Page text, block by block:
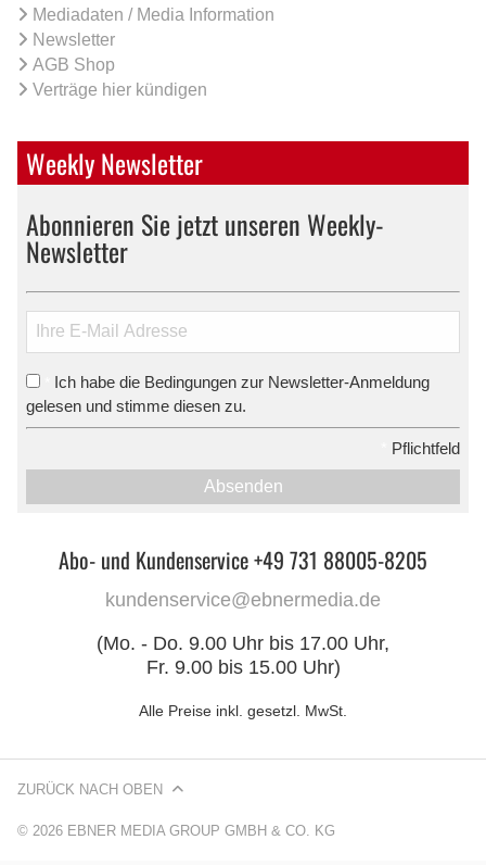
Mediadaten / Media Information
Newsletter
AGB Shop
Verträge hier kündigen
Weekly Newsletter
Abonnieren Sie jetzt unseren Weekly-
Newsletter
Ich habe die Bedingungen zur Newsletter-Anmeldung
gelesen und stimme diesen zu.
Pflichtfeld
Absenden
Abo- und Kundenservice +49 731 88005-8205
kundenservice@ebnermedia.de
(Mo. - Do. 9.00 Uhr bis 17.00 Uhr,
Fr. 9.00 bis 15.00 Uhr)
Alle Preise inkl. gesetzl. MwSt.
© 2026 EBNER MEDIA GROUP GMBH & CO. KG
ZURÜCK NACH OBEN